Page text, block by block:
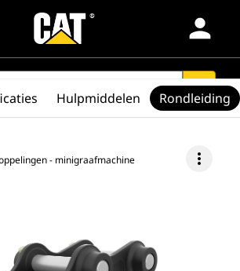
person
search
- minigraafmachine more_vert
Hulpmiddelen Rondleiding